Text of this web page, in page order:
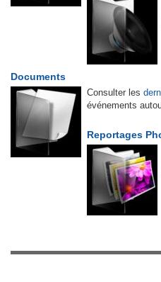
Documents
Consulter les
événements
Reportages